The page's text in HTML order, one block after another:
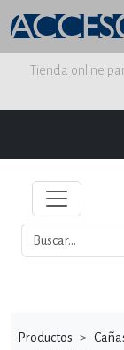
Tienda online
Productos